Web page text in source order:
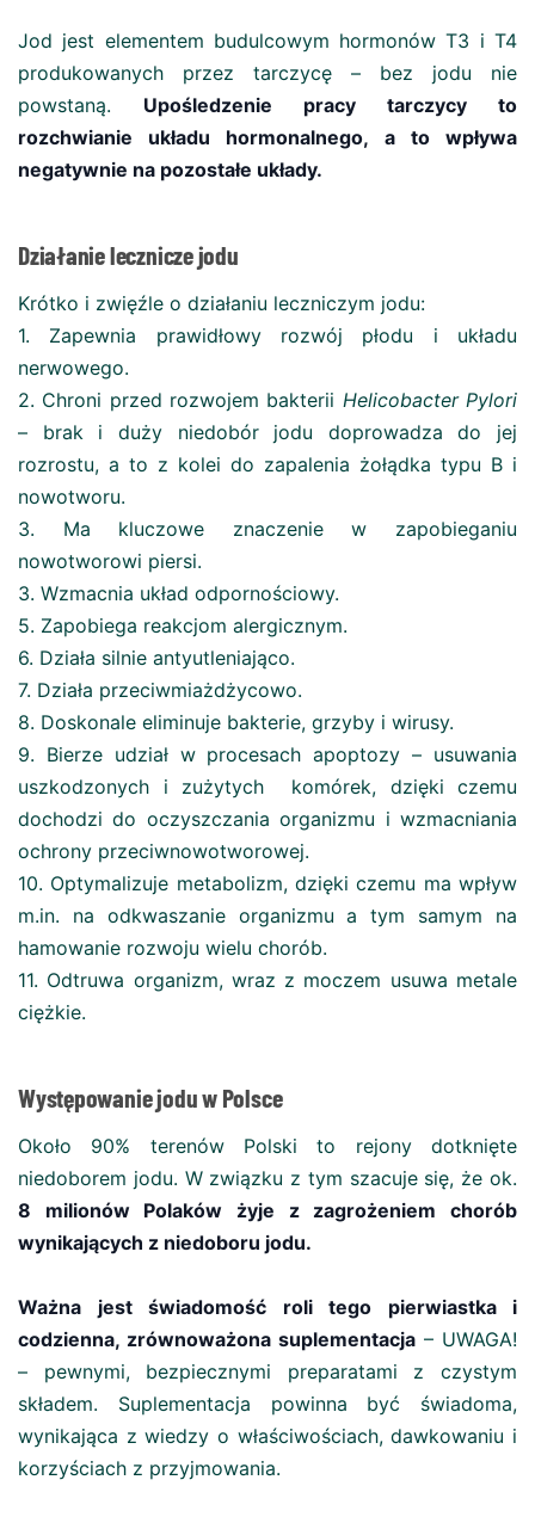
Jod jest elementem budulcowym hormonów T3 i T4
produkowanych przez tarczycę – bez jodu nie
powstaną. Upośledzenie pracy tarczycy to
rozchwianie układu hormonalnego, a to wpływa
negatywnie na pozostałe układy.
Działanie lecznicze jodu
Krótko i zwięźle o działaniu leczniczym jodu:
1. Zapewnia prawidłowy rozwój płodu i układu
nerwowego.
2. Chroni przed rozwojem bakterii Helicobacter Pylori
– brak i duży niedobór jodu doprowadza do jej
rozrostu, a to z kolei do zapalenia żołądka typu B i
nowotworu.
3. Ma kluczowe znaczenie w zapobieganiu
nowotworowi piersi.
3. Wzmacnia układ odpornościowy.
5. Zapobiega reakcjom alergicznym.
6. Działa silnie antyutleniająco.
7. Działa przeciwmiażdżycowo.
8. Doskonale eliminuje bakterie, grzyby i wirusy.
9. Bierze udział w procesach apoptozy – usuwania
uszkodzonych i zużytych komórek, dzięki czemu
dochodzi do oczyszczania organizmu i wzmacniania
ochrony przeciwnowotworowej.
10. Optymalizuje metabolizm, dzięki czemu ma wpływ
m.in. na odkwaszanie organizmu a tym samym na
hamowanie rozwoju wielu chorób.
11. Odtruwa organizm, wraz z moczem usuwa metale
ciężkie.
Występowanie jodu w Polsce
Około 90% terenów Polski to rejony dotknięte
niedoborem jodu. W związku z tym szacuje się, że ok.
8 milionów Polaków żyje z zagrożeniem chorób
wynikających z niedoboru jodu.
Ważna jest świadomość roli tego pierwiastka i
codzienna, zrównoważona suplementacja – UWAGA!
– pewnymi, bezpiecznymi preparatami z czystym
składem. Suplementacja powinna być świadoma,
wynikająca z wiedzy o właściwościach, dawkowaniu i
korzyściach z przyjmowania.